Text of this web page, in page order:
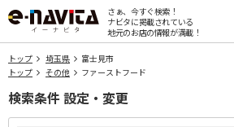
さぁ、今すぐ検索！
ナビタに掲載されている
地元のお店の情報が満載！
トップ 埼玉県
富士見市
トップ
その他 ファーストフード
検索条件 設定・変更